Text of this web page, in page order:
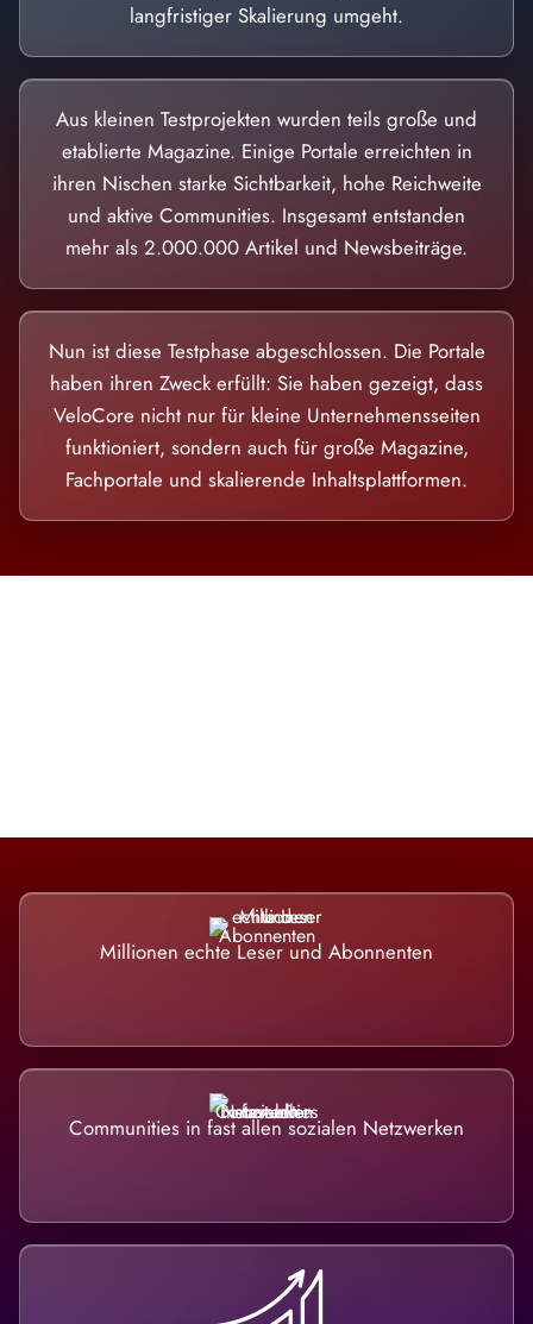
langfristiger Skalierung umgeht.
Aus kleinen Testprojekten wurden teils große und
etablierte Magazine. Einige Portale erreichten in
ihren Nischen starke Sichtbarkeit, hohe Reichweite
und aktive Communities. Insgesamt entstanden
mehr als 2.000.000 Artikel und Newsbeiträge.
Nun ist diese Testphase abgeschlossen. Die Portale
haben ihren Zweck erfüllt: Sie haben gezeigt, dass
VeloCore nicht nur für kleine Unternehmensseiten
funktioniert, sondern auch für große Magazine,
Fachportale und skalierende Inhaltsplattformen.
Millionen echte Leser und Abonnenten
Communities in fast allen sozialen Netzwerken